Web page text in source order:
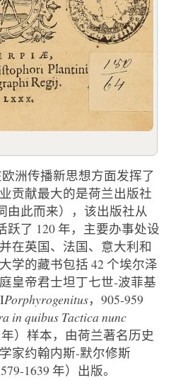
洲传播新思想方面发挥了
贡献最大的是荷兰出版社
由此而来），该出版社从
跃了 120 年，主要办事处设
在英国、法国、意大利和
学的藏书包括 42 个埃尔泽
皇帝君士坦丁七世-波菲基
Porphyrogenitus，905-959
in quibus Tactica nunc
年）样本，由荷兰著名历史
家约翰内斯-默尔修斯
1639 年）出版。